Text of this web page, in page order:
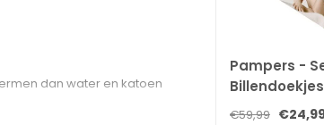
dan water en katoen
Pampers -
doekjes - 15 x
€59,99